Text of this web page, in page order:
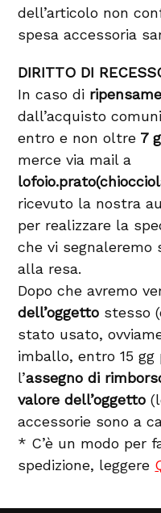
dell’articolo non
spesa accessoria
DIRITTO DI
In caso di
dall’acquisto
entro e non oltre 7
merce via mail a
ricevuto la nostra
per realizzare la
che vi segnaleremo
alla resa.
Dopo che avremo
dell’oggetto stesso
stato usato,
imballo, entro 15 gg
l’assegno di
valore dell’oggetto
accessorie sono a
* C’è un modo per
spedizione, leggere